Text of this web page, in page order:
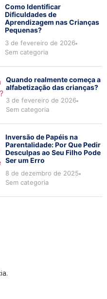
Como Identificar
Dificuldades de
Aprendizagem nas Crianças
Pequenas?
3 de fevereiro de 2026
Sem categoria
Quando realmente começa a
alfabetização das crianças?
3 de fevereiro de 2026
Sem categoria
Inversão de Papéis na
Parentalidade: Por Que Pedir
Desculpas ao Seu Filho Pode
Ser um Erro
8 de dezembro de 2025
Sem categoria